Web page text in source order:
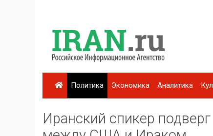
Политика Экономика Аналитика
Иранский спикер